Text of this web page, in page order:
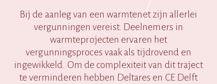
Bij de aanleg van een warmtenet zijn allerlei
vergunningen vereist. Deelnemers in
warmteprojecten ervaren het
vergunningsproces vaak als tijdrovend en
ingewikkeld. Om de complexiteit van dit traject
te verminderen hebben Deltares en CE Delft